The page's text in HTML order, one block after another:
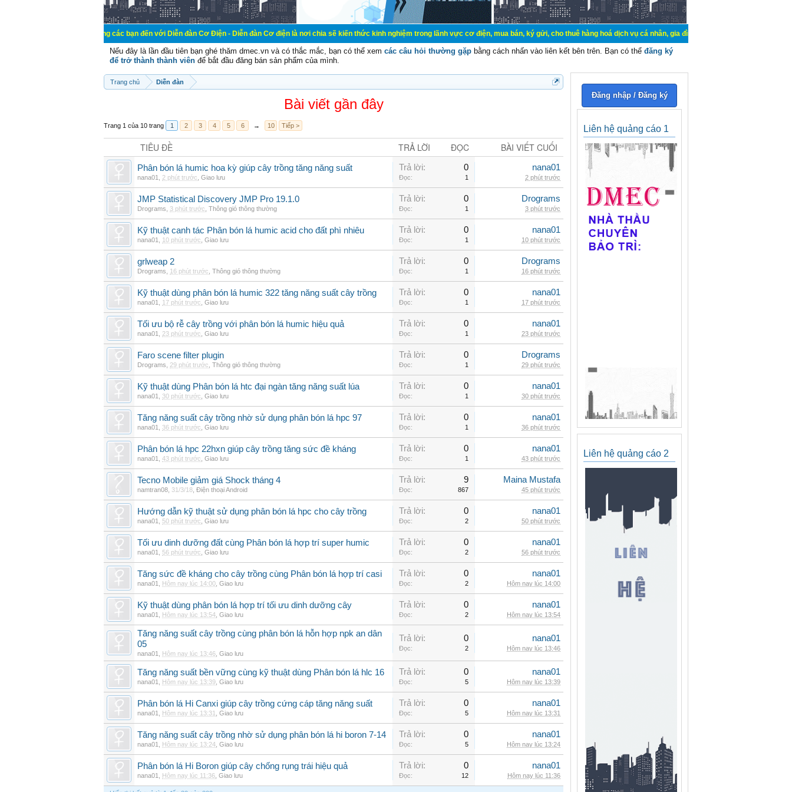
Chào mừng các bạn đến với Diễn đàn Cơ Điện - Diễn đàn Cơ điện là nơi chia sẽ kiến thức kinh nghiệm trong lãnh vực cơ điện, mua bán, ký gửi, cho thuê hàng hoá dịch vụ cá nhân, gia đình. Mua bán, ký gửi, cho thuê thiết bị
Nếu đây là lần đầu tiên bạn ghé thăm dmec.vn và có thắc mắc, bạn có thể xem các câu hỏi thường gặp bằng cách nhấn vào liên kết bên trên. Bạn có thể đăng ký
để trở thành thành viên để bắt đầu đăng bán sản phẩm của mình.
Trang chủ Diễn đàn
Bài viết gần đây
Trang 1 của 10 trang 1 2 3 4 5 6 → 10 Tiếp >
TIÊU ĐỀ TRẢ LỜI ĐỌC BÀI VIẾT CUỐI
Phân bón lá humic hoa kỳ giúp cây trồng tăng năng suất
nana01 2 phút trước Giao lưu
Trả lời: 0
Đọc: 1
nana01
2 phút trước
JMP Statistical Discovery JMP Pro 19.1.0
Drograms 3 phút trước Thông gió thông thường
Trả lời: 0
Đọc: 1
Drograms
3 phút trước
Kỹ thuật canh tác Phân bón lá humic acid cho đất phì nhiêu
nana01 10 phút trước Giao lưu
Trả lời: 0
Đọc: 1
nana01
10 phút trước
grlweap 2
Drograms 16 phút trước Thông gió thông thường
Trả lời: 0
Đọc: 1
Drograms
16 phút trước
Kỹ thuật dùng phân bón lá humic 322 tăng năng suất cây trồng
nana01 17 phút trước Giao lưu
Trả lời: 0
Đọc: 1
nana01
17 phút trước
Tối ưu bộ rễ cây trồng với phân bón lá humic hiệu quả
nana01 23 phút trước Giao lưu
Trả lời: 0
Đọc: 1
nana01
23 phút trước
Faro scene filter plugin
Drograms 29 phút trước Thông gió thông thường
Trả lời: 0
Đọc: 1
Drograms
29 phút trước
Kỹ thuật dùng Phân bón lá htc đại ngàn tăng năng suất lúa
nana01 30 phút trước Giao lưu
Trả lời: 0
Đọc: 1
nana01
30 phút trước
Tăng năng suất cây trồng nhờ sử dụng phân bón lá hpc 97
nana01 36 phút trước Giao lưu
Trả lời: 0
Đọc: 1
nana01
36 phút trước
Phân bón lá hpc 22hxn giúp cây trồng tăng sức đề kháng
nana01 43 phút trước Giao lưu
Trả lời: 0
Đọc: 1
nana01
43 phút trước
Tecno Mobile giảm giá Shock tháng 4
namtran08 31/3/18 Điện thoại Android
Trả lời: 9
Đọc: 867
Maina Mustafa
45 phút trước
Hướng dẫn kỹ thuật sử dụng phân bón lá hpc cho cây trồng
nana01 50 phút trước Giao lưu
Trả lời: 0
Đọc: 2
nana01
50 phút trước
Tối ưu dinh dưỡng đất cùng Phân bón lá hợp trí super humic
nana01 56 phút trước Giao lưu
Trả lời: 0
Đọc: 2
nana01
56 phút trước
Tăng sức đề kháng cho cây trồng cùng Phân bón lá hợp trí casi
nana01 Hôm nay lúc 14:00 Giao lưu
Trả lời: 0
Đọc: 2
nana01
Hôm nay lúc 14:00
Kỹ thuật dùng phân bón lá hợp trí tối ưu dinh dưỡng cây
nana01 Hôm nay lúc 13:54 Giao lưu
Trả lời: 0
Đọc: 2
nana01
Hôm nay lúc 13:54
Tăng năng suất cây trồng cùng phân bón lá hỗn hợp npk an dân
05
nana01 Hôm nay lúc 13:46 Giao lưu
Trả lời: 0
Đọc: 2
nana01
Hôm nay lúc 13:46
Tăng năng suất bền vững cùng kỹ thuật dùng Phân bón lá hlc 16
nana01 Hôm nay lúc 13:39 Giao lưu
Trả lời: 0
Đọc: 5
nana01
Hôm nay lúc 13:39
Phân bón lá Hi Canxi giúp cây trồng cứng cáp tăng năng suất
nana01 Hôm nay lúc 13:31 Giao lưu
Trả lời: 0
Đọc: 5
nana01
Hôm nay lúc 13:31
Tăng năng suất cây trồng nhờ sử dụng phân bón lá hi boron 7-14
nana01 Hôm nay lúc 13:24 Giao lưu
Trả lời: 0
Đọc: 5
nana01
Hôm nay lúc 13:24
Phân bón lá Hi Boron giúp cây chống rụng trái hiệu quả
nana01 Hôm nay lúc 11:36 Giao lưu
Trả lời: 0
Đọc: 12
nana01
Hôm nay lúc 11:36
Đăng nhập / Đăng ký
Liên hệ quảng cáo 1
Liên hệ quảng cáo 2